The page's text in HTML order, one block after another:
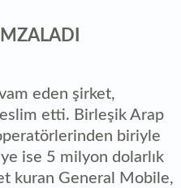
eden şirket,
etti. Birleşik Arap
biriyle
ise 5 milyon dolarlık
kuran General Mobile,